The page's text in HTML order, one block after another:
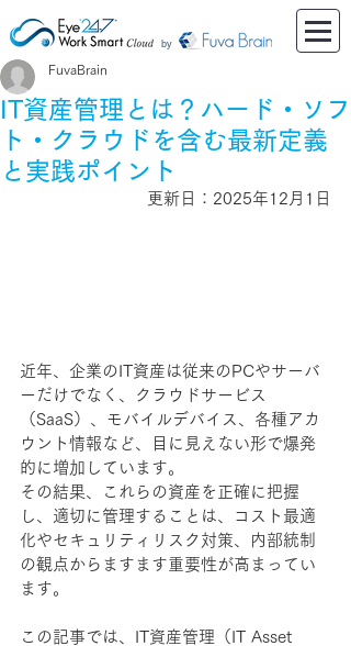
by
IT資産管理とは？ハード・ソフ
ト・クラウドを含む最新定義
と実践ポイント
FuvaBrain
更新日：2025年12月1日
近年、企業のIT資産は従来のPCやサーバ
ーだけでなく、クラウドサービス
（SaaS）、モバイルデバイス、各種アカ
ウント情報など、目に見えない形で爆発
的に増加しています。
その結果、これらの資産を正確に把握
し、適切に管理することは、コスト最適
化やセキュリティリスク対策、内部統制
の観点からますます重要性が高まってい
ます。
この記事では、IT資産管理（IT Asset